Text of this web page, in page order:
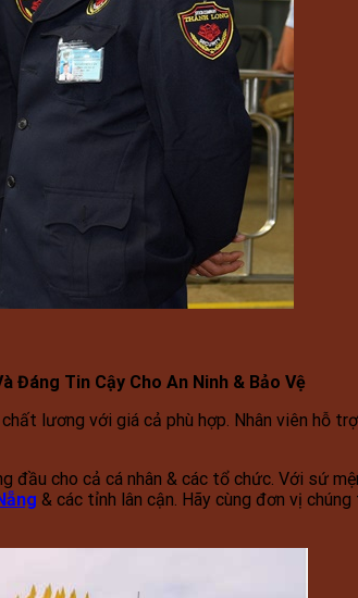
Đáng Tin Cậy Cho An Ninh & Bảo Vệ
lương với giá cả phù hợp. Nhân viên hỗ
cho cả cá nhân & các tổ chức. Với sứ
& các tỉnh lân cận. Hãy cùng đơn vị